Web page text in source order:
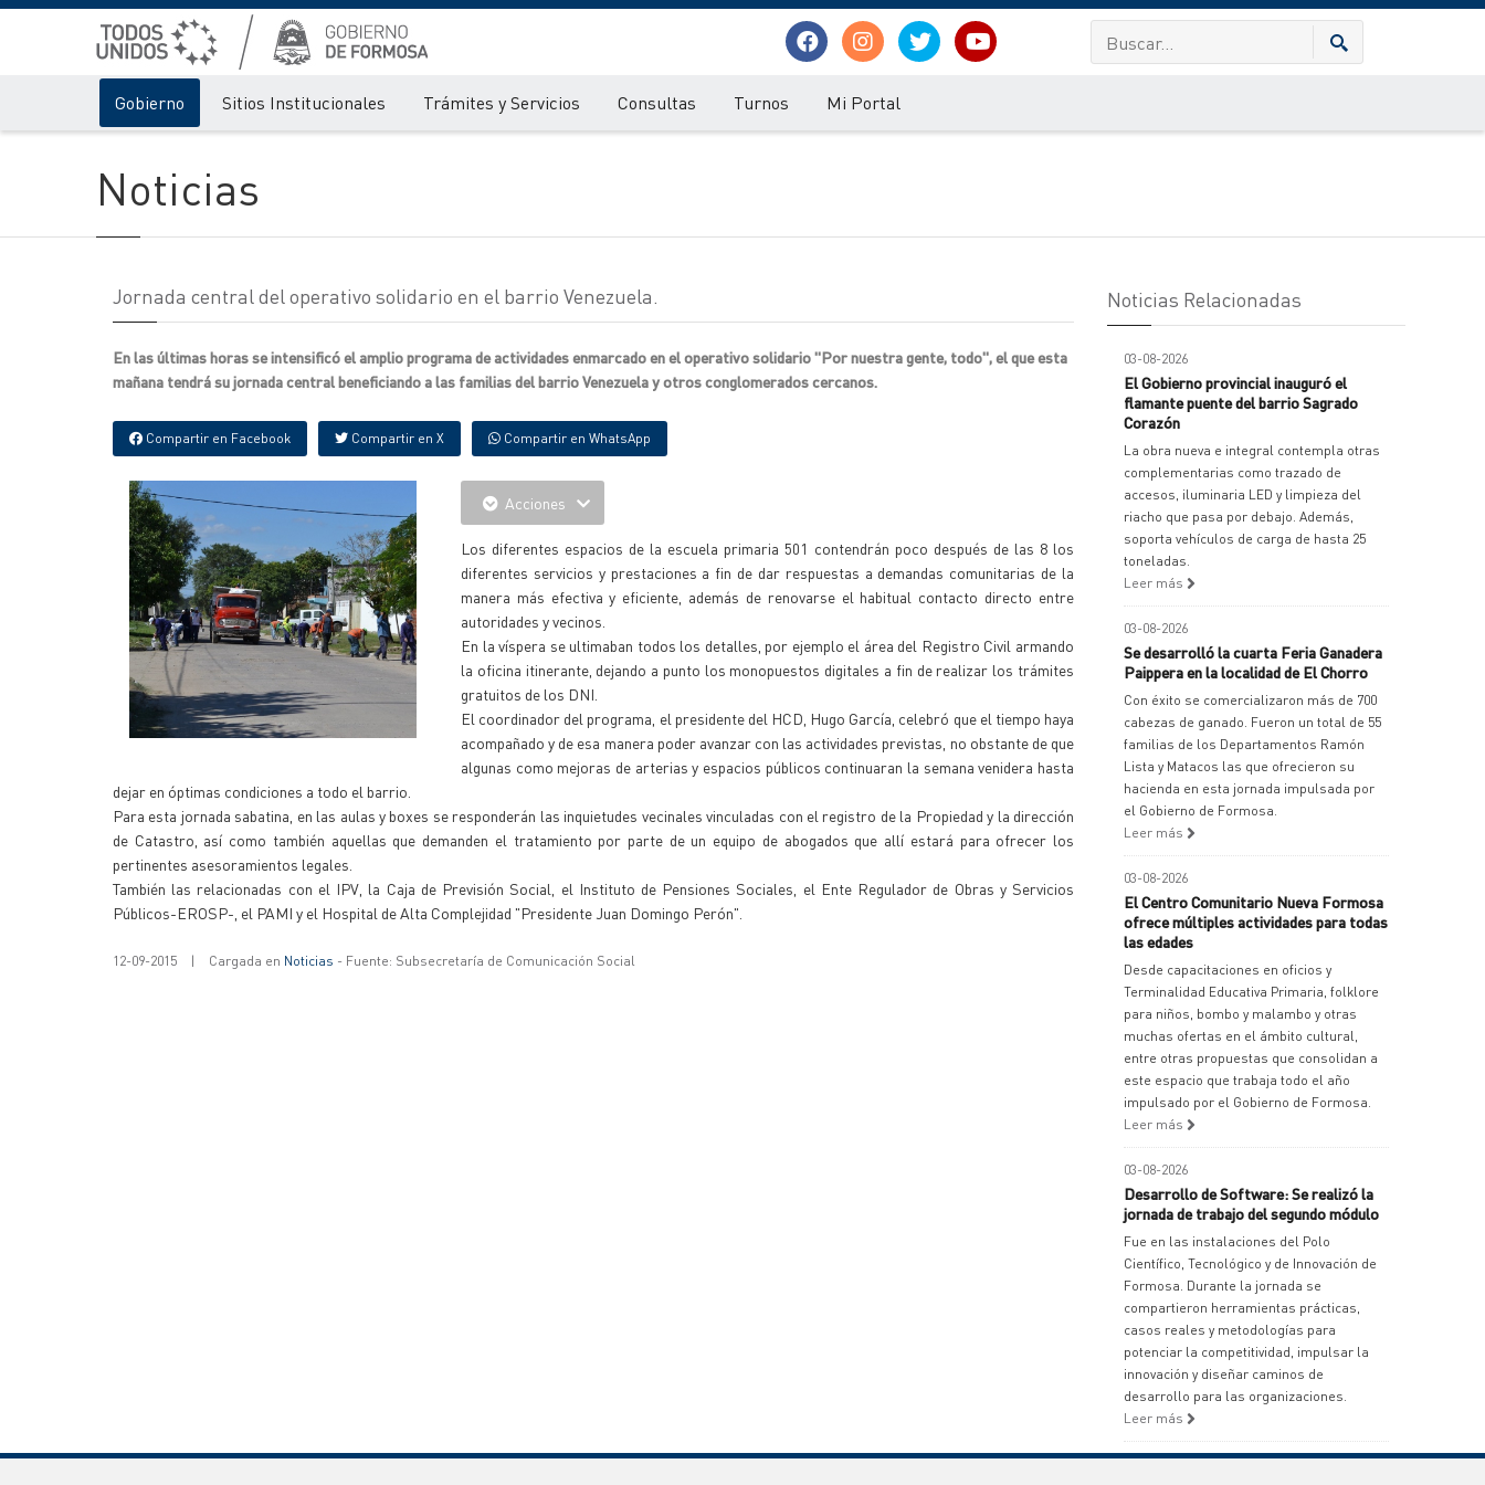
Gobierno Sitios Institucionales Trámites y Servicios Consultas Turnos Mi Portal
Noticias
Jornada central del operativo solidario en el barrio Venezuela.
En las últimas horas se intensificó el amplio programa de actividades enmarcado en el operativo solidario "Por nuestra gente, todo", el que esta
mañana tendrá su jornada central beneficiando a las familias del barrio Venezuela y otros conglomerados cercanos.
Compartir en Facebook Compartir en X Compartir en WhatsApp
Acciones
Los diferentes espacios de la escuela primaria 501 contendrán poco después de las 8 los
diferentes servicios y prestaciones a fin de dar respuestas a demandas comunitarias de la
manera más efectiva y eficiente, además de renovarse el habitual contacto directo entre
autoridades y vecinos.
En la víspera se ultimaban todos los detalles, por ejemplo el área del Registro Civil armando
la oficina itinerante, dejando a punto los monopuestos digitales a fin de realizar los trámites
gratuitos de los DNI.
El coordinador del programa, el presidente del HCD, Hugo García, celebró que el tiempo haya
acompañado y de esa manera poder avanzar con las actividades previstas, no obstante de que
algunas como mejoras de arterias y espacios públicos continuaran la semana venidera hasta
dejar en óptimas condiciones a todo el barrio.
Para esta jornada sabatina, en las aulas y boxes se responderán las inquietudes vecinales vinculadas con el registro de la Propiedad y la dirección
de Catastro, así como también aquellas que demanden el tratamiento por parte de un equipo de abogados que allí estará para ofrecer los
pertinentes asesoramientos legales.
También las relacionadas con el IPV, la Caja de Previsión Social, el Instituto de Pensiones Sociales, el Ente Regulador de Obras y Servicios
Públicos-EROSP-, el PAMI y el Hospital de Alta Complejidad "Presidente Juan Domingo Perón".
12-09-2015 | Cargada en Noticias - Fuente: Subsecretaría de Comunicación Social
Noticias Relacionadas
03-08-2026
El Gobierno provincial inauguró el
flamante puente del barrio Sagrado
Corazón
La obra nueva e integral contempla otras
complementarias como trazado de
accesos, iluminaria LED y limpieza del
riacho que pasa por debajo. Además,
soporta vehículos de carga de hasta 25
toneladas.
Leer más
03-08-2026
Se desarrolló la cuarta Feria Ganadera
Paippera en la localidad de El Chorro
Con éxito se comercializaron más de 700
cabezas de ganado. Fueron un total de 55
familias de los Departamentos Ramón
Lista y Matacos las que ofrecieron su
hacienda en esta jornada impulsada por
el Gobierno de Formosa.
Leer más
03-08-2026
El Centro Comunitario Nueva Formosa
ofrece múltiples actividades para todas
las edades
Desde capacitaciones en oficios y
Terminalidad Educativa Primaria, folklore
para niños, bombo y malambo y otras
muchas ofertas en el ámbito cultural,
entre otras propuestas que consolidan a
este espacio que trabaja todo el año
impulsado por el Gobierno de Formosa.
Leer más
03-08-2026
Desarrollo de Software: Se realizó la
jornada de trabajo del segundo módulo
Fue en las instalaciones del Polo
Científico, Tecnológico y de Innovación de
Formosa. Durante la jornada se
compartieron herramientas prácticas,
casos reales y metodologías para
potenciar la competitividad, impulsar la
innovación y diseñar caminos de
desarrollo para las organizaciones.
Leer más